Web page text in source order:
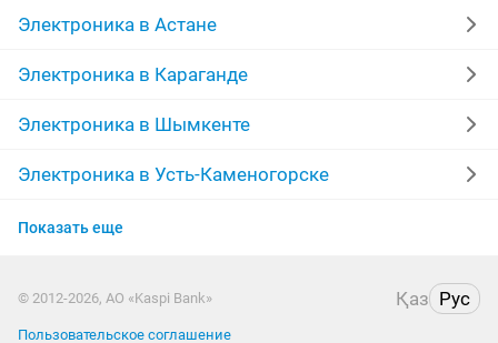
playstation стиральная машина
айфон 7 беспроводные наушники
моноблок обмен ddr2
macbook компьютер
Электроника в Астане
Электроника в Караганде
Электроника в Шымкенте
Электроника в Усть-Каменогорске
Электроника в Актобе
Электроника в Павлодаре
Показать еще
© 2012-2026, АО «Kaspi Bank» Қаз Рус
Пользовательское соглашение